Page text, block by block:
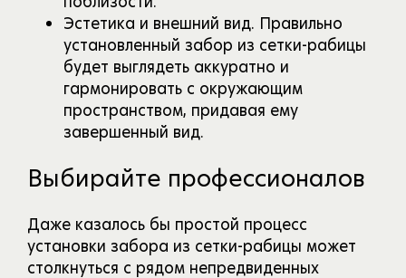
Эстетика и внешний вид. Правильно
установленный забор из сетки-рабицы
будет выглядеть аккуратно и
гармонировать с окружающим
пространством, придавая ему
завершенный вид.
Выбирайте профессионалов
Даже казалось бы простой процесс
установки забора из сетки-рабицы может
столкнуться с рядом непредвиденных